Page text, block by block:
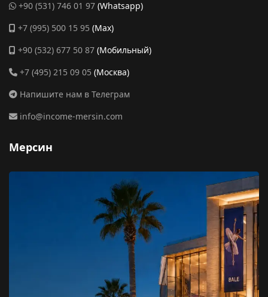
+90 (531) 746 01 97 (Whatsapp)
+7 (995) 500 15 95 (Max)
+90 (532) 677 50 87 (Мобильный)
+7 (495) 215 09 05 (Москва)
Напишите нам в Телеграм
info@income-mersin.com
Мерсин